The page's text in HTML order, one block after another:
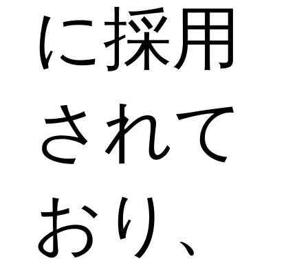
に採用
されて
おり、